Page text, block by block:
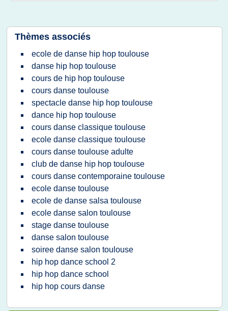
Thèmes associés
ecole de danse hip hop toulouse
danse hip hop toulouse
cours de hip hop toulouse
cours danse toulouse
spectacle danse hip hop toulouse
dance hip hop toulouse
cours danse classique toulouse
ecole danse classique toulouse
cours danse toulouse adulte
club de danse hip hop toulouse
cours danse contemporaine toulouse
ecole danse toulouse
ecole de danse salsa toulouse
ecole danse salon toulouse
stage danse toulouse
danse salon toulouse
soiree danse salon toulouse
hip hop dance school 2
hip hop dance school
hip hop cours danse